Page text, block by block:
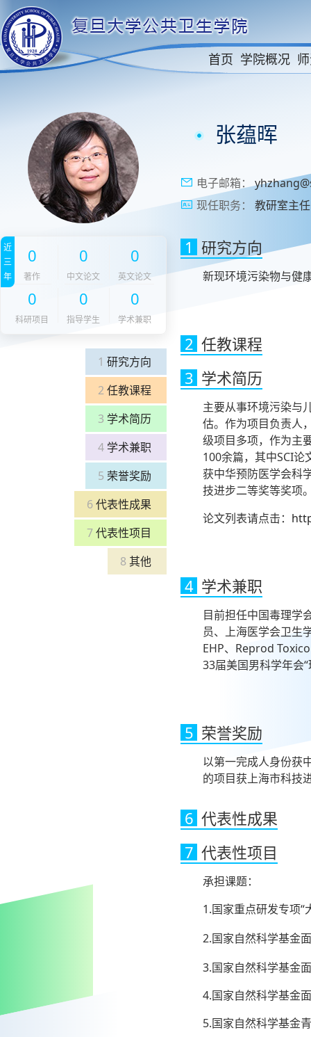
首页 学院概况
近
三
年
0
著作
0
中文论文
0
英文论文
0
科研项目
0
指导学生
0
学术兼职
1 研究方向
2任教课程
3 学术简历
4 学术兼职
5 荣誉奖励
6代表性成果
7代表性项目
8 其他
张蕴晖
电子邮箱：
现任职务：
教研室主任
1 研究方向
新现环境污染物与健
2 任教课程
3 学术简历
主要从事环境污染与
估。作为项目负责人
级项目多项，作为主
100余篇，其中SCI
获中华预防医学会科
技进步二等奖等奖项
论文列表请点击：
4 学术兼职
目前担任中国毒理学
员、上海医学会卫生
EHP、Reprod
33届美国男科学年会
5 荣誉奖励
以第一完成人身份获
的项目获上海市科技
6 代表性成果
7 代表性项目
承担课题：
1.国家重点研发专项
2.国家自然科学基金
3.国家自然科学基金
4.国家自然科学基金
5.国家自然科学基金